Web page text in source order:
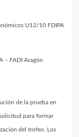
U12/10 FDIPA
– FADI Aragón
de la prueba en
para formar
del trofeo. Los